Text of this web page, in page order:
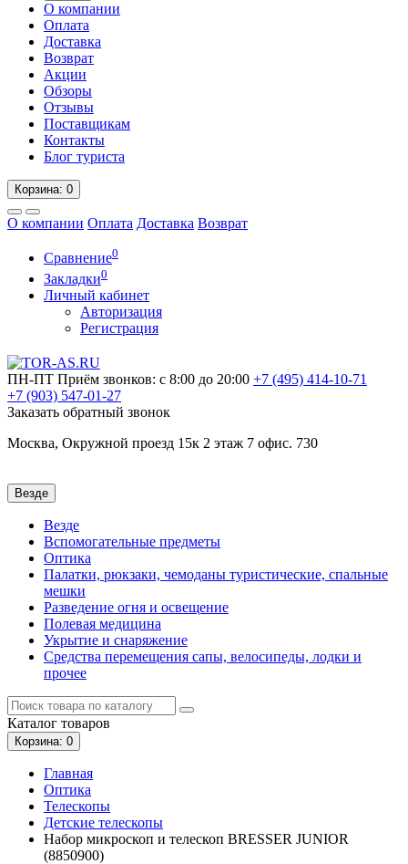
О компании
Оплата
Доставка
Возврат
Акции
Обзоры
Отзывы
Поставщикам
Контакты
Блог туриста
Корзина: 0
О компании Оплата Доставка Возврат
Сравнение0
Закладки0
Личный кабинет
Авторизация
Регистрация
ПН-ПТ Приём звонков: с 8:00 до 20:00 +7 (495) 414-10-71
+7 (903) 547-01-27
Заказать обратный звонок
Москва, Окружной проезд 15к 2 этаж 7 офис. 730
Везде
Везде
Вспомогательные предметы
Оптика
Палатки, рюкзаки, чемоданы туристические, спальные
мешки
Разведение огня и освещение
Полевая медицина
Укрытие и снаряжение
Средства перемещения сапы, велосипеды, лодки и
прочее
Каталог товаров
Корзина: 0
Главная
Оптика
Телескопы
Детские телескопы
Набор микроскоп и телескоп BRESSER JUNIOR
(8850900)